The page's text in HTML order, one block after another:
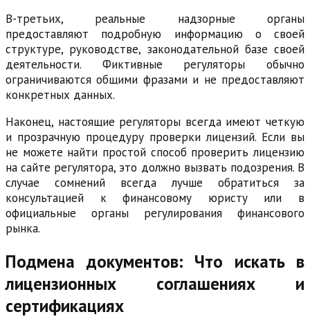
В-третьих, реальные надзорные органы
предоставляют подробную информацию о своей
структуре, руководстве, законодательной базе своей
деятельности. Фиктивные регуляторы обычно
ограничиваются общими фразами и не предоставляют
конкретных данных.
Наконец, настоящие регуляторы всегда имеют четкую
и прозрачную процедуру проверки лицензий. Если вы
не можете найти простой способ проверить лицензию
на сайте регулятора, это должно вызвать подозрения. В
случае сомнений всегда лучше обратиться за
консультацией к финансовому юристу или в
официальные органы регулирования финансового
рынка.
Подмена документов: Что искать в
лицензионных соглашениях и
сертификациях